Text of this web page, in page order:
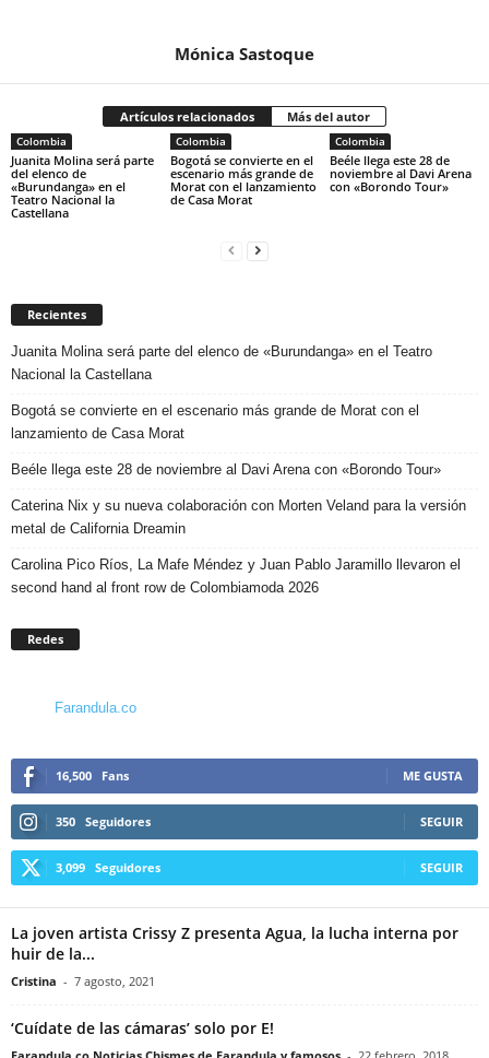
Mónica Sastoque
Artículos relacionados Más del autor
Colombia
Juanita Molina será parte
del elenco de
«Burundanga» en el
Teatro Nacional la
Castellana
Colombia
Bogotá se convierte en el
escenario más grande de
Morat con el lanzamiento
de Casa Morat
Colombia
Beéle llega este 28 de
noviembre al Davi Arena
con «Borondo Tour»
Recientes
Juanita Molina será parte del elenco de «Burundanga» en el Teatro
Nacional la Castellana
Bogotá se convierte en el escenario más grande de Morat con el
lanzamiento de Casa Morat
Beéle llega este 28 de noviembre al Davi Arena con «Borondo Tour»
Caterina Nix y su nueva colaboración con Morten Veland para la versión
metal de California Dreamin
Carolina Pico Ríos, La Mafe Méndez y Juan Pablo Jaramillo llevaron el
second hand al front row de Colombiamoda 2026
Redes
Farandula.co
16,500 Fans ME GUSTA
350 Seguidores SEGUIR
3,099 Seguidores SEGUIR
La joven artista Crissy Z presenta Agua, la lucha interna por
huir de la...
Cristina - 7 agosto, 2021
‘Cuídate de las cámaras’ solo por E!